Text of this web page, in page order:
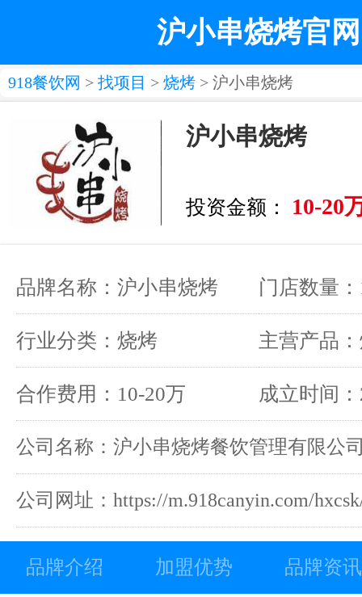
沪小串烧烤官网
918餐饮网 > 找项目 > 烧烤 > 沪小串烧烤
沪小串烧烤
投资金额： 10-20
品牌名称：沪小串烧烤 门店数量
行业分类：烧烤 主营产品
合作费用：10-20万 成立时间
公司名称：沪小串烧烤餐饮管理有限公
公司网址：https://m.918canyin.com/
品牌介绍 加盟优势 品牌资讯